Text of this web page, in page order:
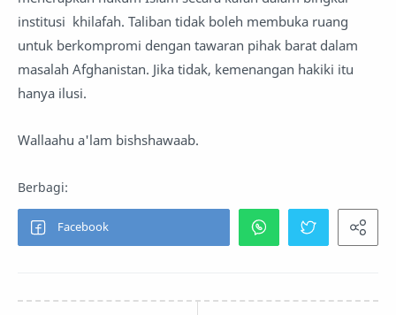
institusi khilafah. Taliban tidak boleh membuka ruang
untuk berkompromi dengan tawaran pihak barat dalam
masalah Afghanistan. Jika tidak, kemenangan hakiki itu
hanya ilusi.
Wallaahu a'lam bishshawaab.